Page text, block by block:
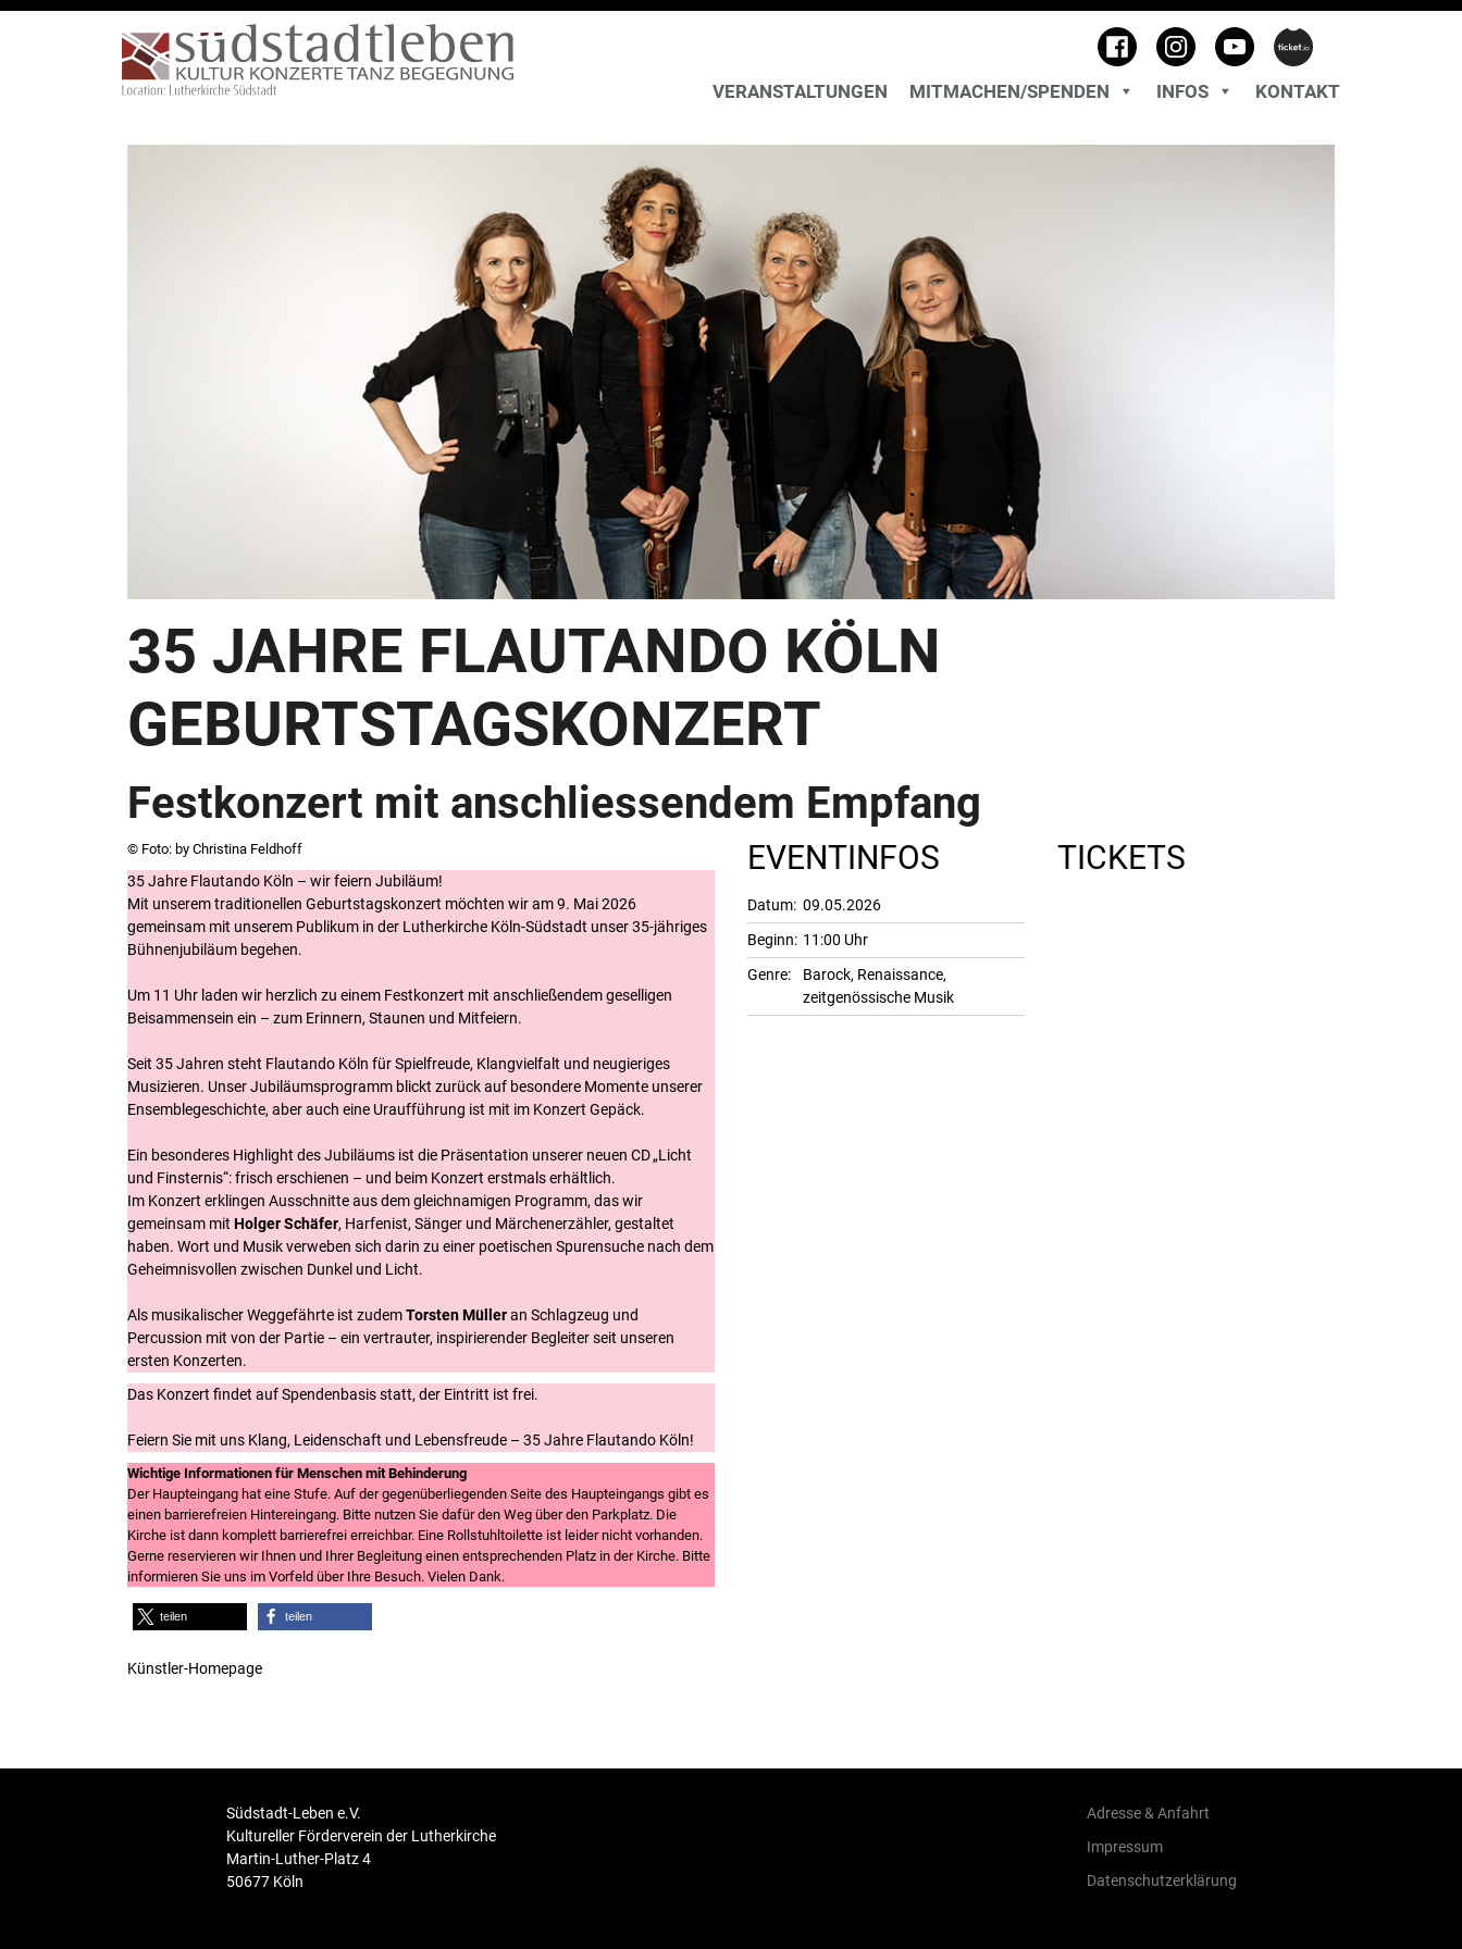
VERANSTALTUNGEN MITMACHEN/SPENDEN INFOS KONTAKT
35 JAHRE FLAUTANDO KÖLN
GEBURTSTAGSKONZERT
Festkonzert mit anschliessendem Empfang
© Foto: by Christina Feldhoff
35 Jahre Flautando Köln – wir feiern Jubiläum!
Mit unserem traditionellen Geburtstagskonzert möchten wir am 9. Mai 2026
gemeinsam mit unserem Publikum in der Lutherkirche Köln-Südstadt unser 35-jähriges
Bühnenjubiläum begehen.
Um 11 Uhr laden wir herzlich zu einem Festkonzert mit anschließendem geselligen
Beisammensein ein – zum Erinnern, Staunen und Mitfeiern.
Seit 35 Jahren steht Flautando Köln für Spielfreude, Klangvielfalt und neugieriges
Musizieren. Unser Jubiläumsprogramm blickt zurück auf besondere Momente unserer
Ensemblegeschichte, aber auch eine Uraufführung ist mit im Konzert Gepäck.
Ein besonderes Highlight des Jubiläums ist die Präsentation unserer neuen CD „Licht
und Finsternis“: frisch erschienen – und beim Konzert erstmals erhältlich.
Im Konzert erklingen Ausschnitte aus dem gleichnamigen Programm, das wir
gemeinsam mit Holger Schäfer, Harfenist, Sänger und Märchenerzähler, gestaltet
haben. Wort und Musik verweben sich darin zu einer poetischen Spurensuche nach dem
Geheimnisvollen zwischen Dunkel und Licht.
Als musikalischer Weggefährte ist zudemTorsten Mülleran Schlagzeug und
Percussion mit von der Partie – ein vertrauter, inspirierender Begleiter seit unseren
ersten Konzerten.
Das Konzert findet auf Spendenbasis statt, der Eintritt ist frei.
Feiern Sie mit uns Klang, Leidenschaft und Lebensfreude – 35 Jahre Flautando Köln!
Wichtige Informationen für Menschen mit Behinderung
Der Haupteingang hat eine Stufe. Auf der gegenüberliegenden Seite des Haupteingangs gibt es
einen barrierefreien Hintereingang. Bitte nutzen Sie dafür den Weg über den Parkplatz. Die
Kirche ist dann komplett barrierefrei erreichbar. Eine Rollstuhltoilette ist leider nicht vorhanden.
Gerne reservieren wir Ihnen und Ihrer Begleitung einen entsprechenden Platz in der Kirche. Bitte
informieren Sie uns im Vorfeld über Ihre Besuch. Vielen Dank.
teilen teilen
Künstler-Homepage
EVENTINFOS
Datum: 09.05.2026
Beginn: 11:00 Uhr
Genre:
Barock, Renaissance,
zeitgenössische Musik
TICKETS
Südstadt-Leben e.V.
Kultureller Förderverein der Lutherkirche
Martin-Luther-Platz 4
50677 Köln
Adresse & Anfahrt
Impressum
Datenschutzerklärung